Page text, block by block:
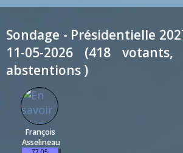
Sondage - Présidentielle
11-05-2026 (418
abstentions )
François
Asselineau